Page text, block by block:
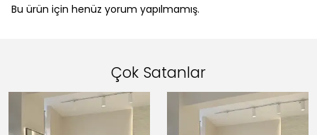
Bu ürün için henüz yorum yapılmamış.
Çok Satanlar